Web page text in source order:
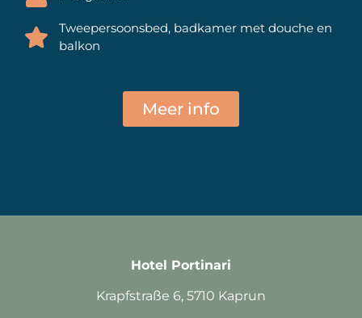
Tweepersoonsbed, badkamer met douche en
balkon
Meer info
Hotel Portinari
Krapfstraße 6, 5710 Kaprun